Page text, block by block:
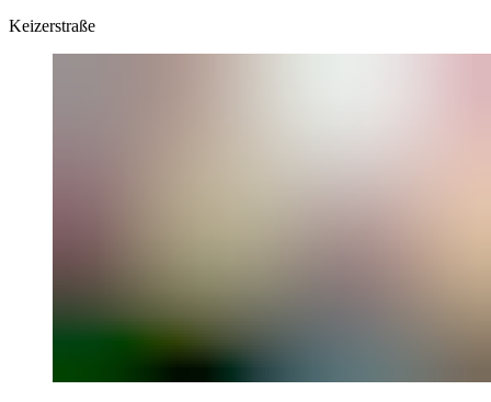
Keizerstraße